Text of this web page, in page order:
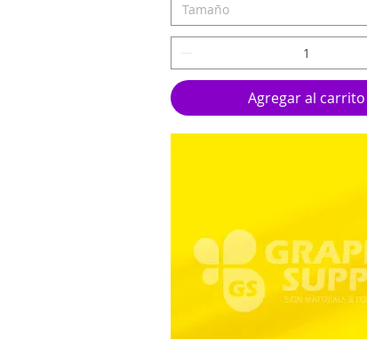
Tamaño
Agregar al carrito